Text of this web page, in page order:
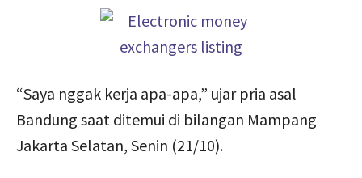
“Saya nggak kerja apa-apa,” ujar pria asal
Bandung saat ditemui di bilangan Mampang
Jakarta Selatan, Senin (21/10).